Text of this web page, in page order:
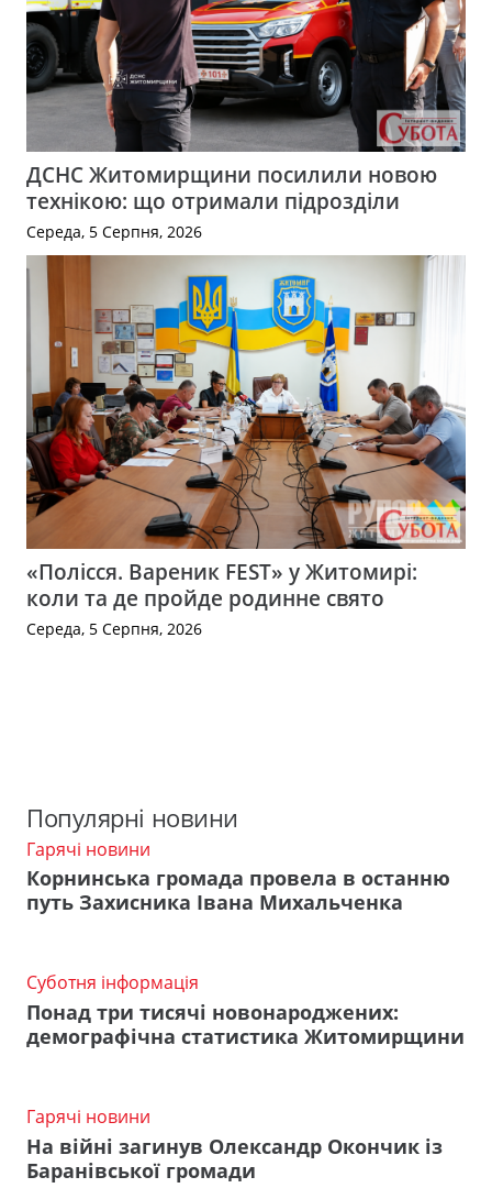
ДСНС Житомирщини посилили новою
технікою: що отримали підрозділи
Середа, 5 Серпня, 2026
«Полісся. Вареник FEST» у Житомирі:
коли та де пройде родинне свято
Середа, 5 Серпня, 2026
Популярні новини
Гарячі новини
Корнинська громада провела в останню
путь Захисника Івана Михальченка
Суботня інформація
Понад три тисячі новонароджених:
демографічна статистика Житомирщини
Гарячі новини
На війні загинув Олександр Окончик із
Баранівської громади